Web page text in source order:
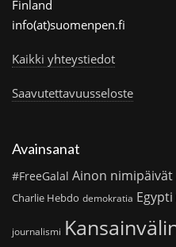
Finland
info(at)suomenpen.fi
Kaikki yhteystiedot
Saavutettavuusseloste
Avainsanat
#FreeGalal Ainon nimipäivät
Charlie Hebdo demokratia Egypti
journalismi